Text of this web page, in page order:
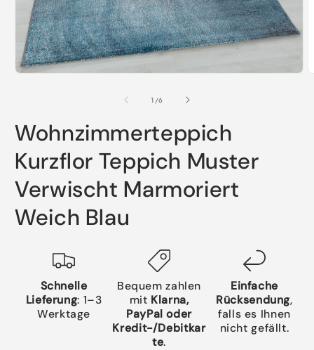
1 /von
6
Wohnzimmerteppich
Kurzflor Teppich Muster
Verwischt Marmoriert
Weich Blau
Schnelle
Lieferung: 1–3
Werktage
Bequem zahlen
mit Klarna,
PayPal oder
Kredit-/Debitkar
te.
Einfache
Rücksendung,
falls es Ihnen
nicht gefällt.